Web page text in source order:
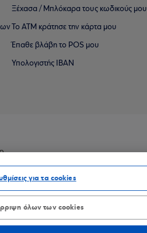
Ξέχασα / Μπλόκαρα τους κωδικούς μου
Το ΑΤΜ κράτησε την κάρτα μου
Έπαθε βλάβη το POS μου
Υπολογιστής IBAN
για τα cookies
όλων των cookies